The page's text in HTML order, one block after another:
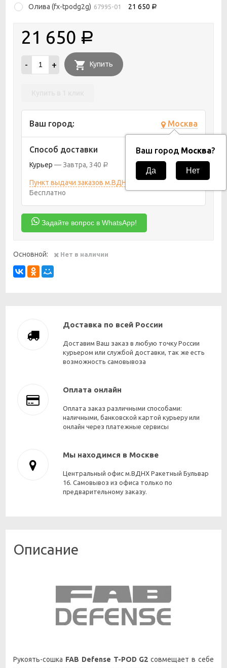
Олива (fx-tpodg2g) 67995-01 21 650 Р
21 650 Р
- + Купить
Ваш город: Москва
Ваш город Москва?
Способ доставки
Курьер Завтра 340 Р
Пункт выдачи заказов м.ВДНХ
10 августа 2026
Бесплатно
Задайте вопрос в WhatsApp!
Основной: Нет в наличии
Доставка по всей России
Доставим Ваш заказ в любую точку России
курьером или службой доставки, так же есть
возможность самовывоза
Оплата онлайн
Оплата заказ различными способами:
наличными, банковской картой курьеру или
онлайн через платежные сервисы
Мы находимся в Москве
Центральный офис м.ВДНХ Ракетный Бульвар
16. Самовывоз из офиса только по
предварительному заказу.
Описание
Рукоять-сошка FAB Defense T-POD G2 совмещает в себе